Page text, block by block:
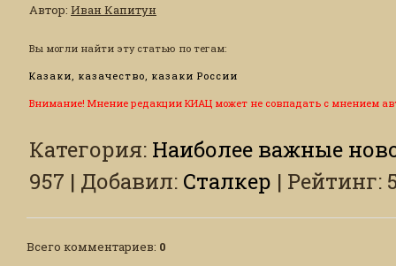
Автор: Иван Капитун
Вы могли найти эту статью по тегам:
Казаки, казачество, казаки России
Внимание! Мнение редакции КИАЦ может не совпадать с мнением
Категория: Наиболее важные
957 | Добавил: Сталкер | Рейтинг:
Всего комментариев: 0